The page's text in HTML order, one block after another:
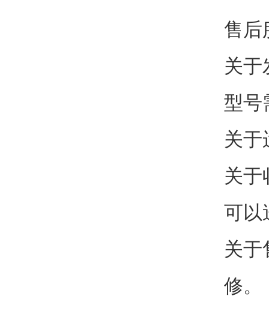
售后
关于
型号
关于
关于
可以
关于
修。